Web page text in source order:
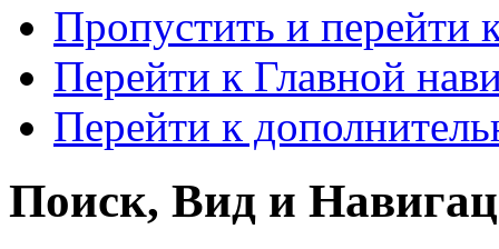
Пропустить и перейти
Перейти к Главной
Перейти к
Поиск, Вид и